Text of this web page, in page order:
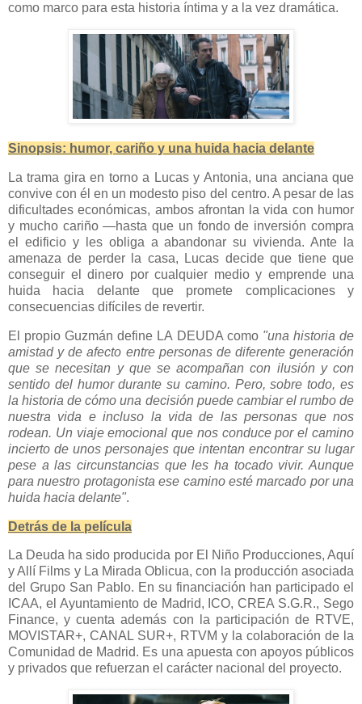
como marco para esta historia íntima y a la vez dramática.
Sinopsis: humor, cariño y una huida hacia delante
La trama gira en torno a Lucas y Antonia, una anciana que
convive con él en un modesto piso del centro. A pesar de las
dificultades económicas, ambos afrontan la vida con humor
y mucho cariño —hasta que un fondo de inversión compra
el edificio y les obliga a abandonar su vivienda. Ante la
amenaza de perder la casa, Lucas decide que tiene que
conseguir el dinero por cualquier medio y emprende una
huida hacia delante que promete complicaciones y
consecuencias difíciles de revertir.
El propio Guzmán define LA DEUDA como "una historia de
amistad y de afecto entre personas de diferente generación
que se necesitan y que se acompañan con ilusión y con
sentido del humor durante su camino. Pero, sobre todo, es
la historia de cómo una decisión puede cambiar el rumbo de
nuestra vida e incluso la vida de las personas que nos
rodean. Un viaje emocional que nos conduce por el camino
incierto de unos personajes que intentan encontrar su lugar
pese a las circunstancias que les ha tocado vivir. Aunque
para nuestro protagonista ese camino esté marcado por una
huida hacia delante".
Detrás de la película
La Deuda ha sido producida por El Niño Producciones, Aquí
y Allí Films y La Mirada Oblicua, con la producción asociada
del Grupo San Pablo. En su financiación han participado el
ICAA, el Ayuntamiento de Madrid, ICO, CREA S.G.R., Sego
Finance, y cuenta además con la participación de RTVE,
MOVISTAR+, CANAL SUR+, RTVM y la colaboración de la
Comunidad de Madrid. Es una apuesta con apoyos públicos
y privados que refuerzan el carácter nacional del proyecto.